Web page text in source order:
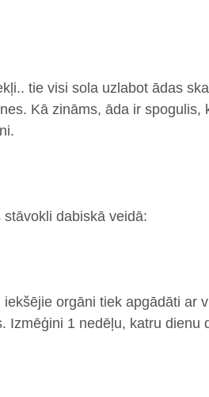
tie visi sola uzlabot ādas
Kā zināms, āda ir spogulis,
dabiskā veidā:
orgāni tiek apgādāti ar
Izmēģini 1 nedēļu, katru dienu